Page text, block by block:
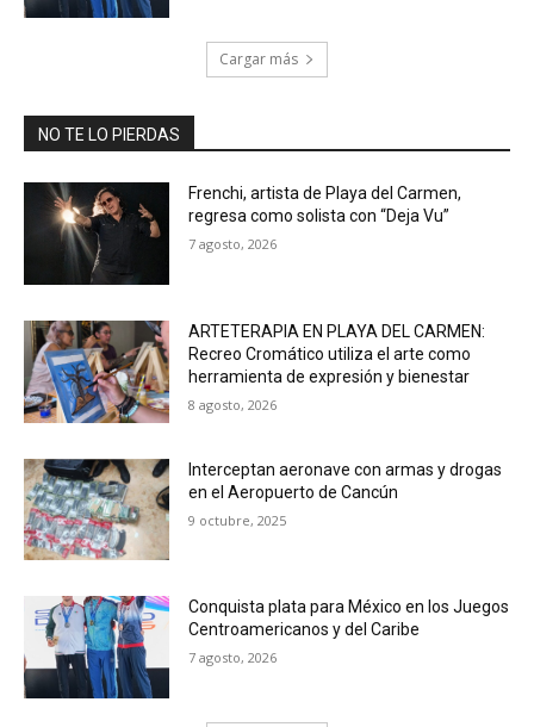
Cargar más
NO TE LO PIERDAS
Frenchi, artista de Playa del Carmen,
regresa como solista con “Deja Vu”
7 agosto, 2026
ARTETERAPIA EN PLAYA DEL CARMEN:
Recreo Cromático utiliza el arte como
herramienta de expresión y bienestar
8 agosto, 2026
Interceptan aeronave con armas y drogas
en el Aeropuerto de Cancún
9 octubre, 2025
Conquista plata para México en los Juegos
Centroamericanos y del Caribe
7 agosto, 2026